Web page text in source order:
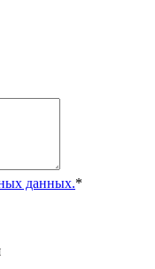
данных.*